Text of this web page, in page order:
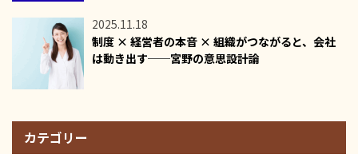
2025.11.18
制度 × 経営者の本音 × 組織がつながると、会社
は動き出す──宮野の意思設計論
カテゴリー